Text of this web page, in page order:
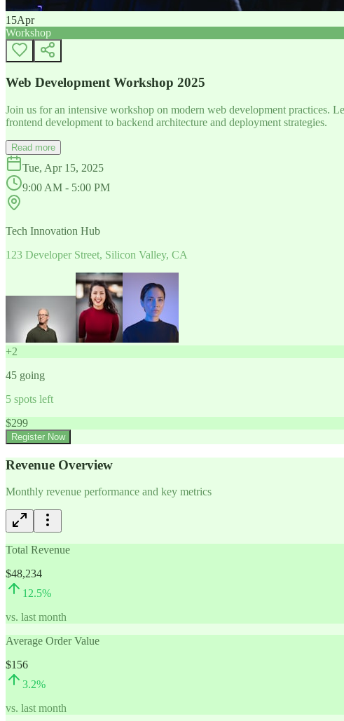
15Apr
Workshop
Web Development Workshop 2025
Join us for an intensive workshop on modern web development practices.
frontend development to backend architecture and deployment strategies.
Read more
Tue, Apr 15, 2025
9:00 AM - 5:00 PM
Tech Innovation Hub
123 Developer Street, Silicon Valley, CA
+2
45 going
5 spots left
$299
Register Now
Revenue Overview
Monthly revenue performance and key metrics
Total Revenue
$48,234
12.5%
vs. last month
Average Order Value
$156
3.2%
vs. last month